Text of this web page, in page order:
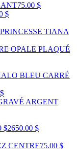
75.00 $
$
TIANA
OPALE PLAQUÉ
BLEU CARRÉ
ARGENT
$2650.00 $
CENTRE75.00 $